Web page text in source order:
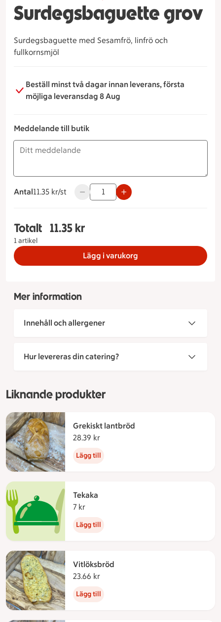
Surdegsbaguette grov
Surdegsbaguette med Sesamfrö, linfrö och
fullkornsmjöl
Beställ minst två dagar innan leverans, första
möjliga leveransdag 8 Aug
Meddelande till butik
Antal
11.35 kronor styck
11.35 kr/st Använd knapparna för att minska eller
Totalt
1 artikel
Totalt 1 stycken Surdegsbaguette grov, 11.35
11.35 kr
Lägg i varukorg
Mer information
Innehåll och allergener
Hur levereras din catering?
Liknande produkter
Grekiskt lantbröd
28.39 kr
Lägg till
Tekaka
7 kr
Lägg till
Vitlöksbröd
23.66 kr
Lägg till